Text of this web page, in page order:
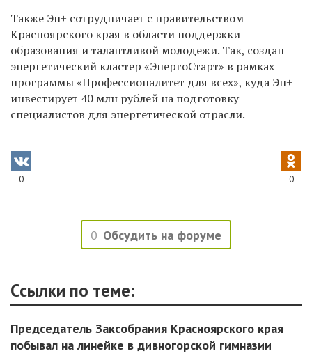
Также Эн+ сотрудничает с правительством
Красноярского края в области поддержки
образования и талантливой молодежи. Так, создан
энергетический кластер «ЭнергоСтарт» в рамках
программы «Профессионалитет для всех», куда Эн+
инвестирует 40 млн рублей на подготовку
специалистов для энергетической отрасли.
0 0
0 Обсудить на форуме
Ссылки по теме:
Председатель Заксобрания Красноярского края
побывал на линейке в дивногорской гимназии